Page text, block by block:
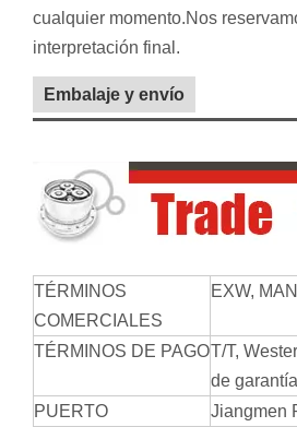
cualquier momento.Nos
interpretación final.
Embalaje y envío
TÉRMINOS
COMERCIALES
EXW,
TÉRMINOS DE PAGOT/T,
de garantía
PUERTO
Jiangmen